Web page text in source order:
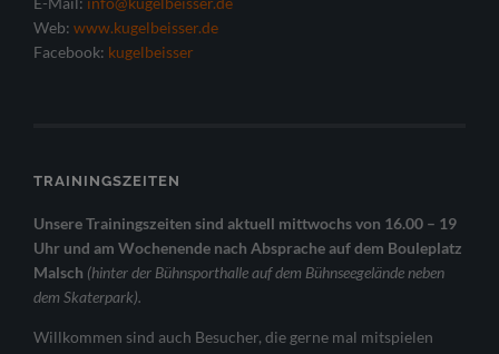
Web: www.kugelbeisser.de
Facebook: kugelbeisser
TRAININGSZEITEN
Unsere Trainingszeiten sind aktuell mittwochs von 16.00 – 19
Uhr und am Wochenende nach Absprache auf dem Bouleplatz
Malsch (hinter der Bühnsporthalle auf dem Bühnseegelände neben
dem Skaterpark).
Willkommen sind auch Besucher, die gerne mal mitspielen